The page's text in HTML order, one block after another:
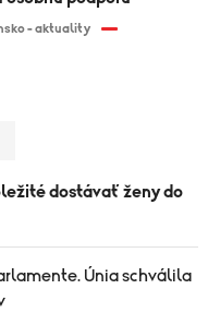
- aktuality
dostávať ženy do
Únia schválila